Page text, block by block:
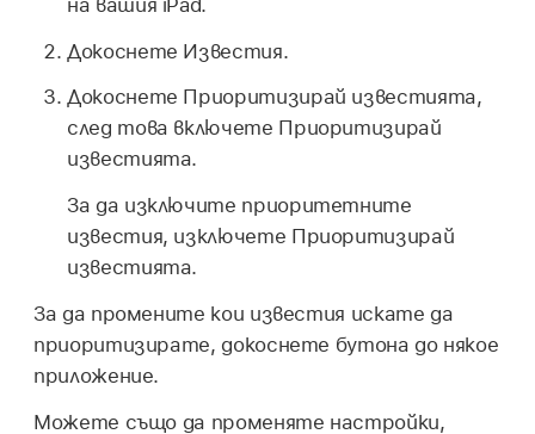
Докоснете Известия.
Докоснете Приоритизирай известията,
след това включете Приоритизирай
известията.
За да изключите приоритетните
известия, изключете Приоритизирай
известията.
За да промените кои известия искате да
приоритизирате, докоснете бутона до някое
приложение.
Можете също да променяте настройки,